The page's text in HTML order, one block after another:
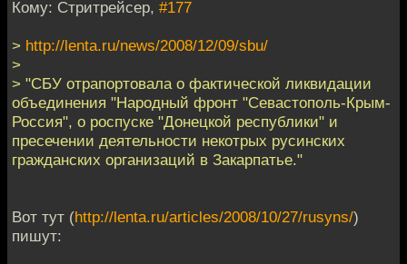
Кому: Стритрейсер, #177
> http://lenta.ru/news/2008/12/09/sbu/
>
> "СБУ отрапортовала о фактической ликвидации
объединения "Народный фронт "Севастополь-Крым-
Россия", о роспуске "Донецкой республики" и
пресечении деятельности некотрых русинских
гражданских организаций в Закарпатье."
Вот тут (http://lenta.ru/articles/2008/10/27/rusyns/)
пишут: